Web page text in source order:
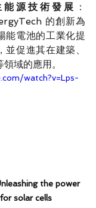
能源技術發展 ：
的創新為
能電池的工業化提
並促進其在建築、
域的應用。
watch?v=Lps-
the power
solar cells